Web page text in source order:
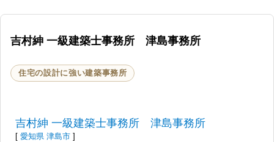
吉村紳 一級建築士事務所 津島事務所
住宅の設計に強い建築事務所
吉村紳 一級建築士事務所 津島事務所
[ 愛知県 津島市 ]